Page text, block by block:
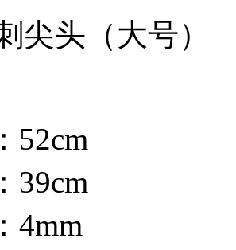
尖头（大号）
52cm
39cm
4mm